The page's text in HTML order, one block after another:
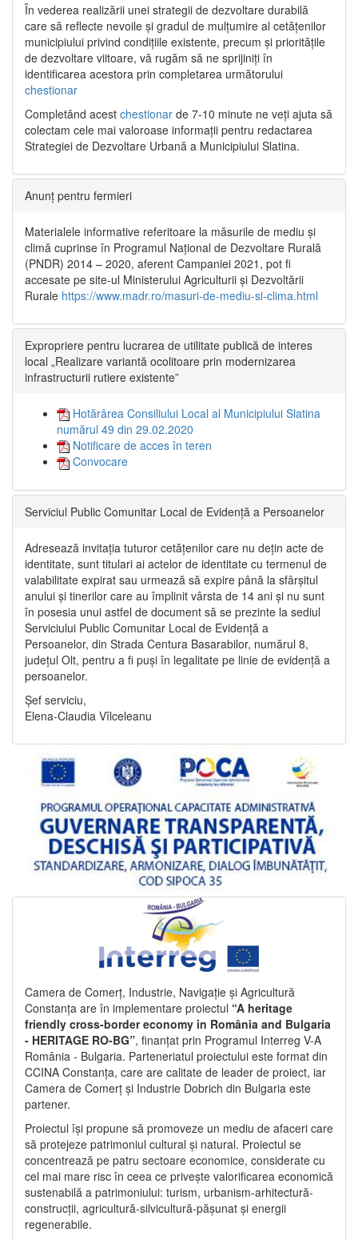
În vederea realizării unei strategii de dezvoltare durabilă
care să reflecte nevoile și gradul de mulțumire al cetățenilor
municipiului privind condițiile existente, precum și prioritățile
de dezvoltare viitoare, vă rugăm să ne sprijiniți în
identificarea acestora prin completarea următorului
chestionar
Completând acest chestionar de 7-10 minute ne veți ajuta să
colectam cele mai valoroase informații pentru redactarea
Strategiei de Dezvoltare Urbană a Municipiului Slatina.
Anunț pentru fermieri
Materialele informative referitoare la măsurile de mediu și
climă cuprinse în Programul Național de Dezvoltare Rurală
(PNDR) 2014 – 2020, aferent Campaniei 2021, pot fi
accesate pe site-ul Ministerului Agriculturii și Dezvoltării
Rurale https://www.madr.ro/masuri-de-mediu-si-clima.html
Expropriere pentru lucrarea de utilitate publică de interes
local „Realizare variantă ocolitoare prin modernizarea
infrastructurii rutiere existente”
Hotărârea Consiliului Local al Municipiului Slatina
numărul 49 din 29.02.2020
Notificare de acces în teren
Convocare
Serviciul Public Comunitar Local de Evidență a Persoanelor
Adresează invitația tuturor cetățenilor care nu dețin acte de
identitate, sunt titulari ai actelor de identitate cu termenul de
valabilitate expirat sau urmează să expire până la sfârșitul
anului și tinerilor care au împlinit vârsta de 14 ani și nu sunt
în posesia unui astfel de document să se prezinte la sediul
Serviciului Public Comunitar Local de Evidență a
Persoanelor, din Strada Centura Basarabilor, numărul 8,
județul Olt, pentru a fi puși în legalitate pe linie de evidență a
persoanelor.
Șef serviciu,
Elena-Claudia Vîlceleanu
Camera de Comerț, Industrie, Navigație și Agricultură
Constanța are în implementare proiectul “A heritage
friendly cross-border economy in România and Bulgaria
- HERITAGE RO-BG”, finanțat prin Programul Interreg V-A
România - Bulgaria. Parteneriatul proiectului este format din
CCINA Constanța, care are calitate de leader de proiect, iar
Camera de Comerț și Industrie Dobrich din Bulgaria este
partener.
Proiectul își propune să promoveze un mediu de afaceri care
să protejeze patrimoniul cultural și natural. Proiectul se
concentrează pe patru sectoare economice, considerate cu
cel mai mare risc în ceea ce privește valorificarea economică
sustenabilă a patrimoniului: turism, urbanism-arhitectură-
construcții, agricultură-silvicultură-pășunat și energii
regenerabile.